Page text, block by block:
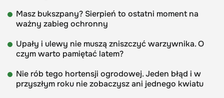
Masz bukszpany? Sierpień to ostatni moment na
ważny zabieg ochronny
Upały i ulewy nie muszą zniszczyć warzywnika. O
czym warto pamiętać latem?
Nie rób tego hortensji ogrodowej. Jeden błąd i w
przyszłym roku nie zobaczysz ani jednego kwiatu